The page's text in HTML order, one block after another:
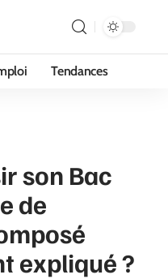
Tendances
son Bac
de
expliqué ?